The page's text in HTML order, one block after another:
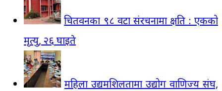
चितवनका ९८ वटा संरचनामा क्षति : एकको
मृत्यु, २६ घाइते
महिला उद्यमशिलतामा उद्योग वाणिज्य संघ,